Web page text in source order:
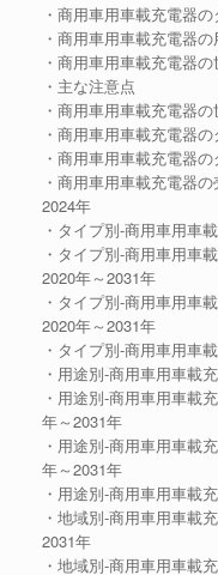
・商用車用車載充電器
・商用車用車載充電器
・商用車用車載充電器
・主な注意点
・商用車用車載充電器
・商用車用車載充電器
・商用車用車載充電器
・商用車用車載充電器
2024年
・タイプ別-商用車用車
・タイプ別-商用車用車
2020年～2031年
・タイプ別-商用車用車
2020年～2031年
・タイプ別-商用車用車
・用途別-商用車用車載
・用途別-商用車用車載
年～2031年
・用途別-商用車用車載
年～2031年
・用途別-商用車用車載
・地域別-商用車用車載
2031年
・地域別-商用車用車載